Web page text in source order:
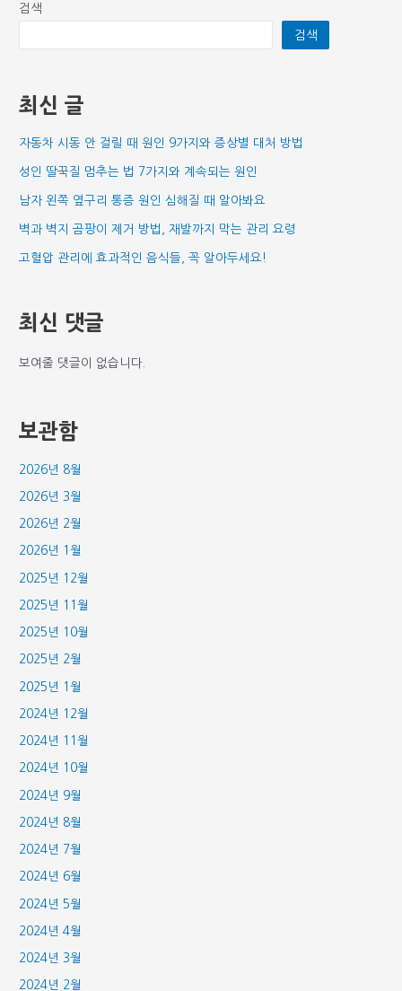
검색
검색
최신 글
자동차 시동 안 걸릴 때 원인 9가지와 증상별 대처 방법
성인 딸꾹질 멈추는 법 7가지와 계속되는 원인
남자 왼쪽 옆구리 통증 원인 심해질 때 알아봐요
벽과 벽지 곰팡이 제거 방법, 재발까지 막는 관리 요령
고혈압 관리에 효과적인 음식들, 꼭 알아두세요!
최신 댓글
보여줄 댓글이 없습니다.
보관함
2026년 8월
2026년 3월
2026년 2월
2026년 1월
2025년 12월
2025년 11월
2025년 10월
2025년 2월
2025년 1월
2024년 12월
2024년 11월
2024년 10월
2024년 9월
2024년 8월
2024년 7월
2024년 6월
2024년 5월
2024년 4월
2024년 3월
2024년 2월